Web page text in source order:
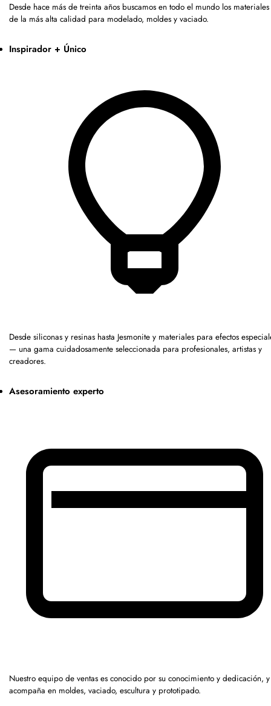
Desde hace más de treinta años buscamos en todo el mundo los materiales
de la más alta calidad para modelado, moldes y vaciado.
Inspirador + Único
Desde siliconas y resinas hasta Jesmonite y materiales para efectos
— una gama cuidadosamente seleccionada para profesionales, artistas y
creadores.
Asesoramiento experto
Nuestro equipo de ventas es conocido por su conocimiento y dedicación,
acompaña en moldes, vaciado, escultura y prototipado.